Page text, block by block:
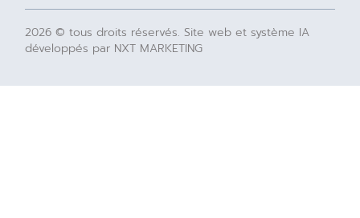
2026 © tous droits réservés. Site web et système IA
développés par NXT MARKETING